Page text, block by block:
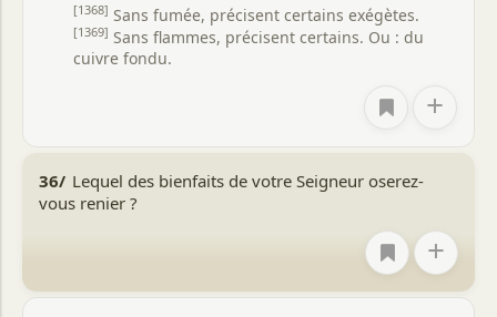
[1368] Sans fumée, précisent certains exégètes.
[1369] Sans flammes, précisent certains. Ou : du
cuivre fondu.
+
36/ Lequel des bienfaits de votre Seigneur oserez-
vous renier ?
+